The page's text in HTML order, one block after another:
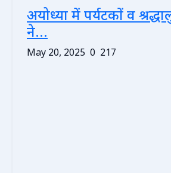
अयोध्या में पर्यटकों व
ने...
May 20, 2025 0 217